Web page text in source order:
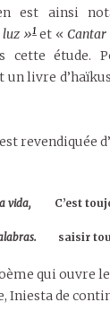
est ainsi
luz »1et «
cette étude.
un livre
revendiquée
la vida,
C’est
saisir
qui ouvre
Iniesta de